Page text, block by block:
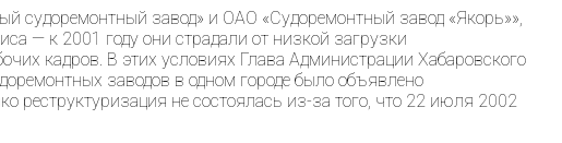
судоремонтный завод» и ОАО «Судоремонтный завод «Якорь»»,
— к 2001 году они страдали от низкой загрузки
кадров. В этих условиях Глава Администрации Хабаровского
заводов в одном городе было объявлено
реструктуризация не состоялась из-за того, что 22 июля 2002